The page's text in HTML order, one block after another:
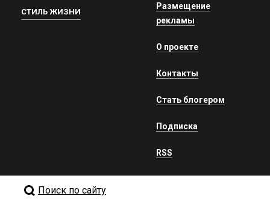
СТИЛЬ ЖИЗНИ
Размещение
рекламы
О проекте
Контакты
Стать блогером
Подписка
RSS
Поиск по сайту